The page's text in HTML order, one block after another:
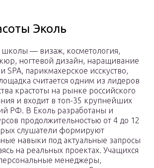
Эколь
школы — визаж, косметология,
ногтевой дизайн, наращивание
SPA, парикмахерское исскуство,
считается одним из лидеров
крастоты на рынке российского
и входит в топ-35 крупнейших
РФ. В Еколь разработаны и
продолжительностью от 4 до 12
слушатели формируют
навыки под актуальные запросы
на реальных проектах. Учащихся
менеджеры,